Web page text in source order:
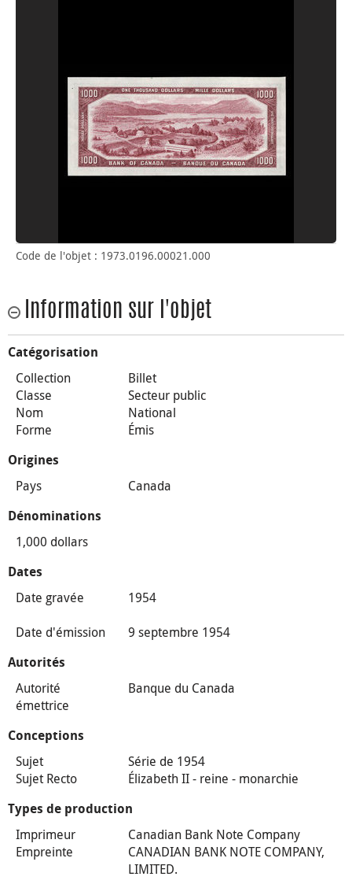
Code de l'objet : 1973.0196.00021.000
Information sur l'objet
Catégorisation
Collection
Billet
Classe
Secteur public
Nom
National
Forme
Émis
Origines
Pays Canada
Dénominations
1,000 dollars
Dates
Date gravée
1954
Date d'émission
9 septembre 1954
Autorités
Autorité
émettrice
Banque du Canada
Conceptions
Sujet
Série de 1954
Sujet Recto
Élizabeth II - reine - monarchie
Types de production
Imprimeur
Canadian Bank Note Company
Empreinte
CANADIAN BANK NOTE COMPANY,
LIMITED.